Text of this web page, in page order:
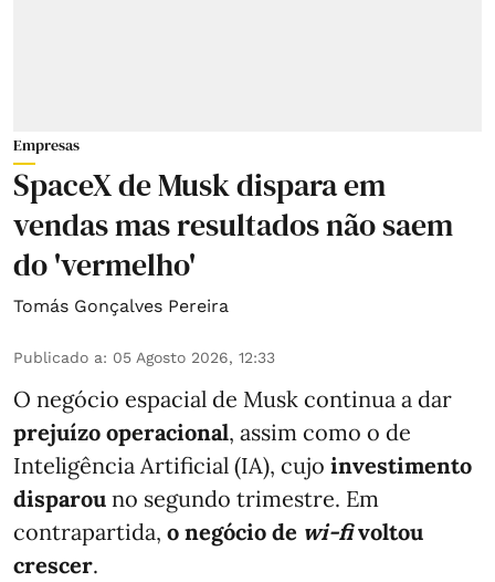
Empresas
SpaceX de Musk dispara em
vendas mas resultados não saem
do 'vermelho'
Tomás Gonçalves Pereira
Publicado a: 05 Agosto 2026, 12:33
O negócio espacial de Musk continua a dar
prejuízo operacional, assim como o de
Inteligência Artificial (IA), cujo investimento
disparou no segundo trimestre. Em
contrapartida, o negócio de wi-fivoltou
crescer.